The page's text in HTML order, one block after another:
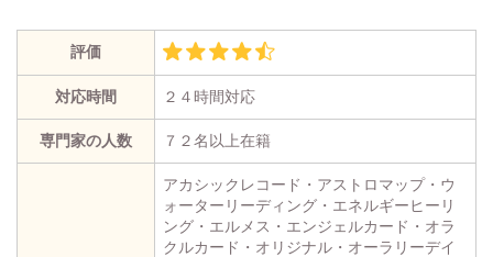
評価
対応時間 ２４時間対応
専門家の人数 ７２名以上在籍
アカシックレコード・アストロマップ・ウ
ォーターリーディング・エネルギーヒーリ
ング・エルメス・エンジェルカード・オラ
クルカード・オリジナル・オーラリーデイ